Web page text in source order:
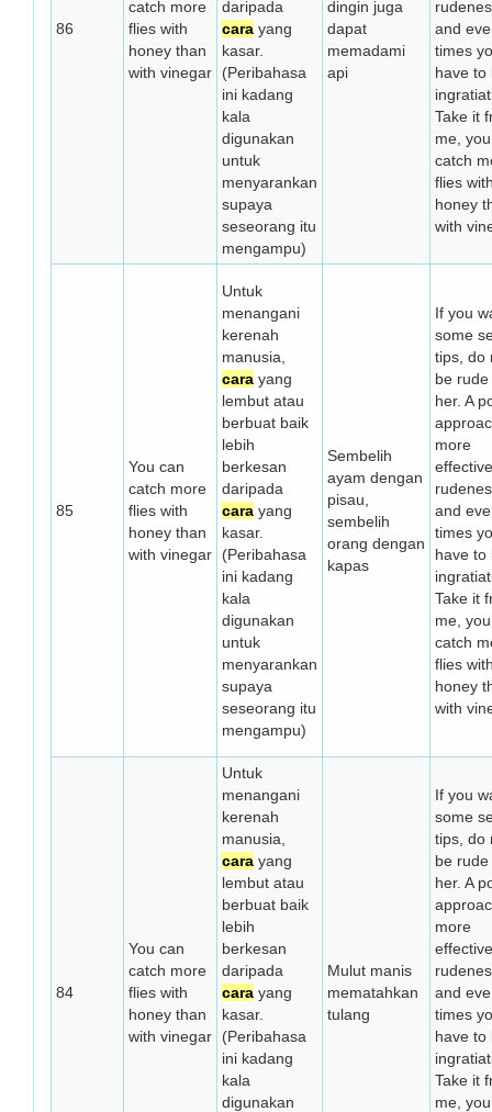
86
catch more
flies with
honey than
with vinegar
daripada
cara yang
kasar.
(Peribahasa
ini kadang
kala
digunakan
untuk
menyarankan
supaya
seseorang itu
mengampu)
dingin juga
dapat
memadami
api
and
times
have to
Take it
me,
catch
flies
honey
with
85
You can
catch more
flies with
honey than
with vinegar
Untuk
menangani
kerenah
manusia,
cara yang
lembut atau
berbuat baik
lebih
berkesan
daripada
cara yang
kasar.
(Peribahasa
ini kadang
kala
digunakan
untuk
menyarankan
supaya
seseorang itu
mengampu)
Sembelih
ayam dengan
pisau,
sembelih
orang dengan
kapas
If you
some
tips, do
be rude
her. A
more
and
times
have to
Take it
me,
catch
flies
honey
with
84
You can
catch more
flies with
honey than
with vinegar
Untuk
menangani
kerenah
manusia,
cara yang
lembut atau
berbuat baik
lebih
berkesan
daripada
cara yang
kasar.
(Peribahasa
ini kadang
kala
digunakan
Mulut manis
mematahkan
tulang
If you
some
tips, do
be rude
her. A
more
and
times
have to
Take it
me,